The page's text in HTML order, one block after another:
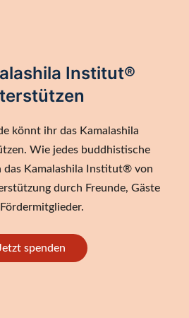
Institut®
könnt ihr das Kamalashila
Wie jedes buddhistische
das Kamalashila Institut® von
durch Freunde, Gäste
spenden